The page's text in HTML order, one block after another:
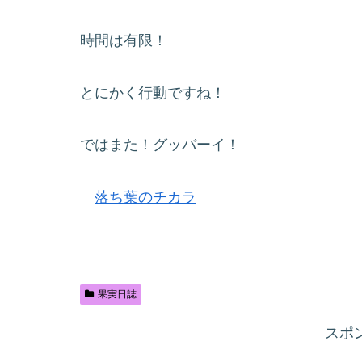
時間は有限！
とにかく行動ですね！
ではまた！グッバーイ！
落ち葉のチカラ
果実日誌
スポ